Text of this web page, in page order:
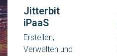
Jitterbit
iPaaS
Erstellen,
Verwalten und